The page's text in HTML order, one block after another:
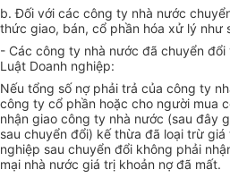
b. Đối với các công ty nhà nước
thức giao, bán, cổ phần hóa xử lý như
- Các công ty nhà nước đã chuyển
Luật Doanh nghiệp:
Nếu tổng số nợ phải trả của công ty
công ty cổ phần hoặc cho người mua
nhận giao công ty nhà nước (sau đây
sau chuyển đổi) kế thừa đã loại trừ
nghiệp sau chuyển đổi không phải
mại nhà nước giá trị khoản nợ đã mất.